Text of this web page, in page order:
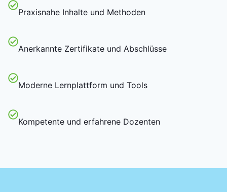
Praxisnahe Inhalte und Methoden
Anerkannte Zertifikate und Abschlüsse
Moderne Lernplattform und Tools
Kompetente und erfahrene Dozenten